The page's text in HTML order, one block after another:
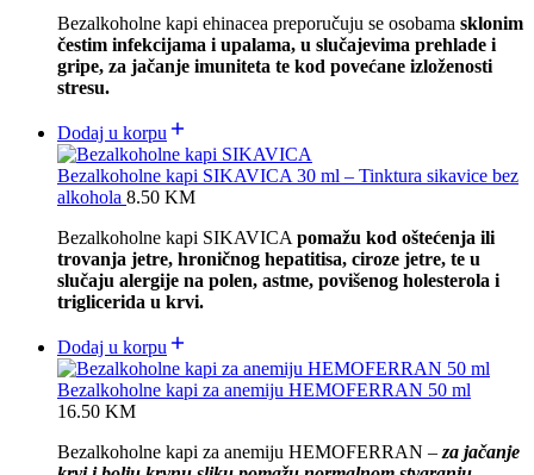
Bezalkoholne kapi ehinacea preporučuju se osobama sklonim
čestim infekcijama i upalama, u slučajevima prehlade i
gripe, za jačanje imuniteta te kod povećane izloženosti
stresu.
Dodaj u korpu
Bezalkoholne kapi SIKAVICA 30 ml – Tinktura sikavice bez
alkohola 8.50 KM
Bezalkoholne kapi SIKAVICApomažu kod oštećenja ili
trovanja jetre, hroničnog hepatitisa, ciroze jetre, te u
slučaju alergije na polen, astme, povišenog holesterola i
triglicerida u krvi.
Dodaj u korpu
Bezalkoholne kapi za anemiju HEMOFERRAN 50 ml
16.50 KM
Bezalkoholne kapi za anemiju HEMOFERRAN –za jačanje